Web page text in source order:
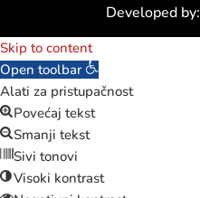
Developed by:
Skip to content
Open toolbar
Alati za pristupačnost
Povećaj tekst
Smanji tekst
Sivi tonovi
Visoki kontrast